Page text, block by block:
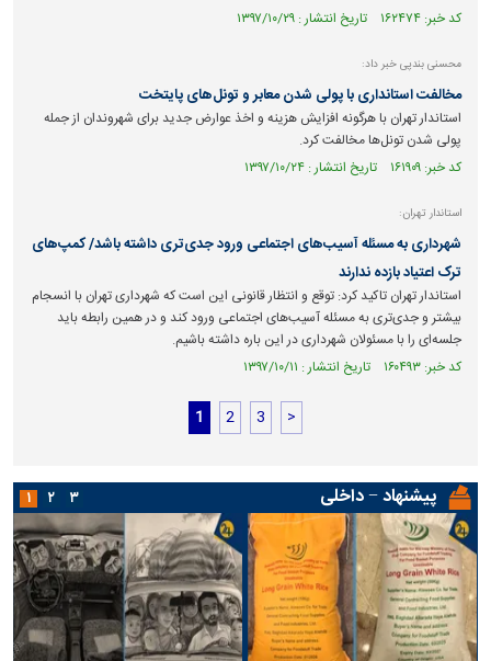
کد خبر: ۱۶۲۴۷۴ تاریخ انتشار : ۱۳۹۷/۱۰/۲۹
محسنی بندپی خبر داد:
مخالفت استانداری با پولی شدن معابر و تونل‌های پایتخت
استاندار تهران با هرگونه افزایش هزینه و اخذ عوارض جدید برای شهروندان از جمله
پولی شدن تونل‌ها مخالفت کرد.
کد خبر: ۱۶۱۹۰۹ تاریخ انتشار : ۱۳۹۷/۱۰/۲۴
استاندار تهران:
شهرداری به مسئله آسیب‌های اجتماعی ورود جدی‌تری داشته باشد/ کمپ‌های
ترک اعتیاد بازده ندارند
استاندار تهران تاکید کرد: توقع و انتظار قانونی این است که شهرداری تهران با انسجام
بیشتر و جدی‌تری به مسئله آسیب‌های اجتماعی ورود کند و در همین رابطه باید
جلسه‌ای را با مسئولان شهرداری در این باره داشته باشیم.
کد خبر: ۱۶۰۴۹۳ تاریخ انتشار : ۱۳۹۷/۱۰/۱۱
1 2 3 >
پیشنهاد − داخلی ۱ ۲ ۳